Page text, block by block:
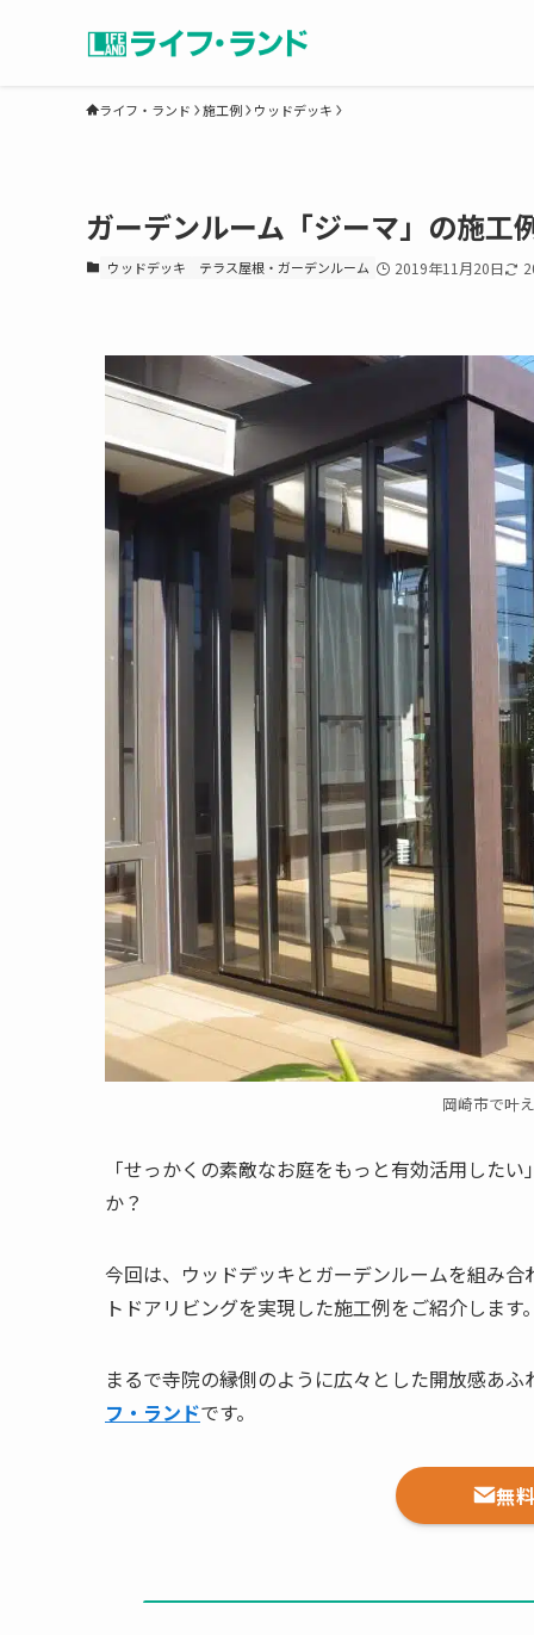
ライフ・ランド 施工例 ウッドデッキ
ガーデンルーム「ジーマ」の施工
ウッドデッキ テラス屋根・ガーデンルーム 2019年11月20日
岡崎市で叶
「せっかくの素敵なお庭をもっと有効活用した
か？
今回は、ウッドデッキとガーデンルームを組み
トドアリビングを実現した施工例をご紹介します
まるで寺院の縁側のように広々とした開放感あ
フ・ランドです。
無